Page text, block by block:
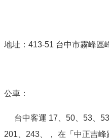
地址：413-51 台中市霧峰區
公車：
台中客運 17 50 53 53
201
243 、， 在「中正吉